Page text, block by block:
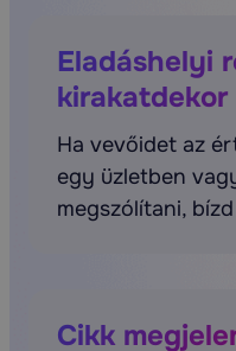
Eladáshelyi
kirakatdekor
Ha vevőidet az
egy üzletben
megszólítani,
Cikk